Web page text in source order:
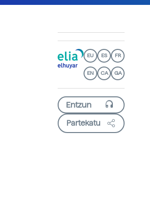
EU ES FR
EN CA GA
Partekatu